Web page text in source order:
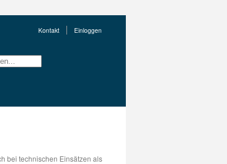
Kontakt Einloggen
bei technischen Einsätzen als